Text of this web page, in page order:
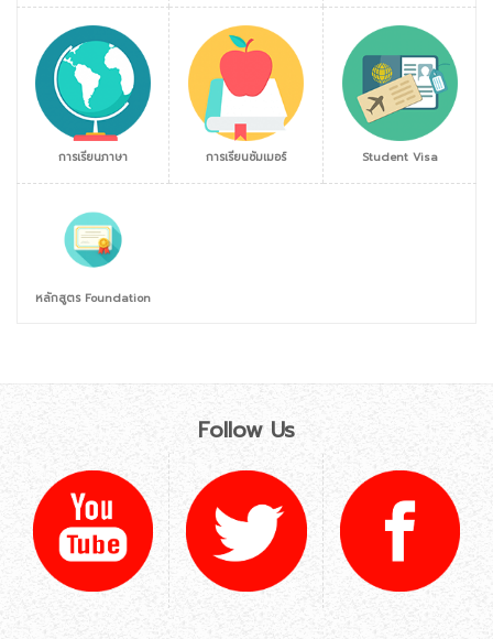
การเรียนภาษา การเรียนซัมเมอร์ Student Visa
หลักสูตร Foundation
Follow Us